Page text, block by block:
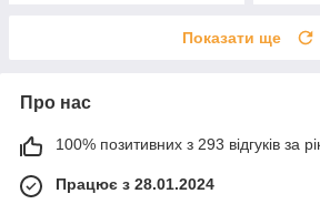
Показати ще
Про нас
100% позитивних з 293 відгуків за
Працює з 28.01.2024